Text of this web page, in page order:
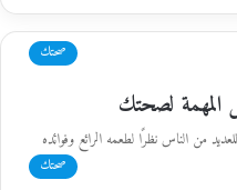
صحتك
المهمة لصحتك
من الناس نظرًا لطعمه الرائع وفوائده
صحتك